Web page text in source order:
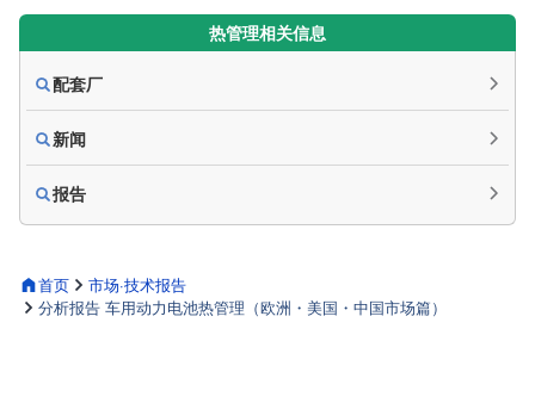
首页
市场·技术报告
分析报告 车用动力电池热管理（欧洲・美国・中国市场篇）
热管理相关信息
配套厂
新闻
报告